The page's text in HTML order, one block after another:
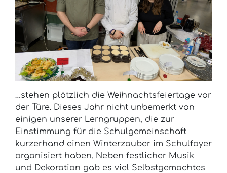
…stehen plötzlich die Weihnachtsfeiertage vor
der Türe. Dieses Jahr nicht unbemerkt von
einigen unserer Lerngruppen, die zur
Einstimmung für die Schulgemeinschaft
kurzerhand einen Winterzauber im Schulfoyer
organisiert haben. Neben festlicher Musik
und Dekoration gab es viel Selbstgemachtes